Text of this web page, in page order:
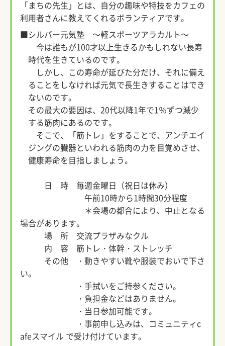
「まちの先生」とは、自分の趣味や特技をカフェの
利用者さんに教えてくれるボランティアです。
■シルバー元気塾 ～軽スポーツアラカルト～
今は誰もが100才以上生きるかもしれない長寿
時代を生きているのです。
しかし、この寿命が延びた分だけ、それに備え
ることをしなければ元気で長生きすることはでき
ないのです。
その最大の要因は、20代以降1年で1％ずつ減少
する筋肉にあるのです。
そこで、「筋トレ」をすることで、アンチエイ
ジングの臓器といわれる筋肉の力を目覚めさせ、
健康寿命を目指しましょう。
日 時 毎週金曜日（祝日は休み）
午前10時から1時間30分程度
＊会場の都合により、中止となる
場合があります。
場 所 交流プラザみなクル
内 容 筋トレ・体幹・ストレッチ
その他 ・動きやすい靴や服装でおいで下さ
い。
・手拭いをご持参ください。
・負担金などはありません。
・当日参加可能です。
・事前申し込みは、コミュニティc
afeスマイル で受け付けています。